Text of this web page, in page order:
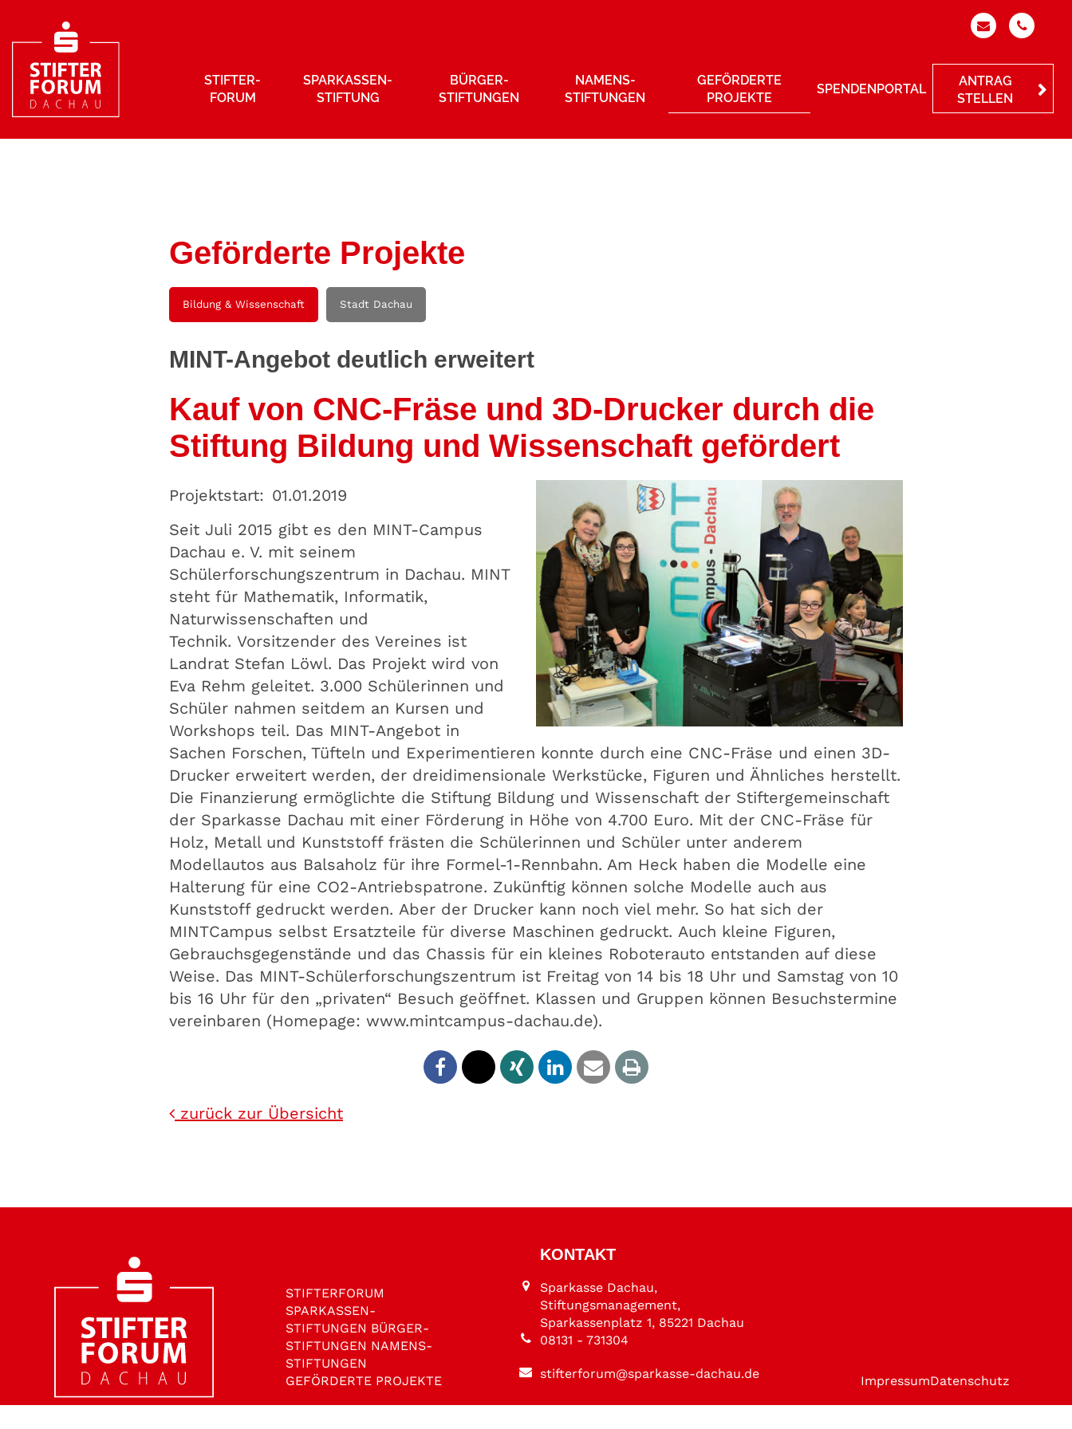
STIFTER­
FORUM
SPARKASSEN­
STIFTUNG
BÜRGER­
STIFTUNGEN
NAMENS­
STIFTUNGEN
GEFÖRDERTE
PROJEKTE
SPENDENPORTAL
ANTRAG
STELLEN
Geförderte Projekte
Bildung & Wissenschaft Stadt Dachau
MINT-Angebot deutlich erweitert
Kauf von CNC-Fräse und 3D-Drucker durch die
Stiftung Bildung und Wissenschaft gefördert
Projektstart: 01.01.2019
Seit Juli 2015 gibt es den MINT-Campus
Dachau e. V. mit seinem
Schülerforschungszentrum in Dachau. MINT
steht für Mathematik, Informatik,
Naturwissenschaften und
Technik. Vorsitzender des Vereines ist
Landrat Stefan Löwl. Das Projekt wird von
Eva Rehm geleitet. 3.000 Schülerinnen und
Schüler nahmen seitdem an Kursen und
Workshops teil. Das MINT-Angebot in
Sachen Forschen, Tüfteln und Experimentieren konnte durch eine CNC-Fräse und einen 3D-
Drucker erweitert werden, der dreidimensionale Werkstücke, Figuren und Ähnliches herstellt.
Die Finanzierung ermöglichte die Stiftung Bildung und Wissenschaft der Stiftergemeinschaft
der Sparkasse Dachau mit einer Förderung in Höhe von 4.700 Euro. Mit der CNC-Fräse für
Holz, Metall und Kunststoff frästen die Schülerinnen und Schüler unter anderem
Modellautos aus Balsaholz für ihre Formel-1-Rennbahn. Am Heck haben die Modelle eine
Halterung für eine CO2-Antriebspatrone. Zukünftig können solche Modelle auch aus
Kunststoff gedruckt werden. Aber der Drucker kann noch viel mehr. So hat sich der
MINTCampus selbst Ersatzteile für diverse Maschinen gedruckt. Auch kleine Figuren,
Gebrauchsgegenstände und das Chassis für ein kleines Roboterauto entstanden auf diese
Weise. Das MINT-Schülerforschungszentrum ist Freitag von 14 bis 18 Uhr und Samstag von 10
bis 16 Uhr für den „privaten“ Besuch geöffnet. Klassen und Gruppen können Besuchstermine
vereinbaren (Homepage: www.mintcampus-dachau.de).
zurück zur Übersicht
STIFTER­FORUM
SPARKASSEN­
STIFTUNGEN BÜRGER­
STIFTUNGEN NAMENS­
STIFTUNGEN
GEFÖRDERTE PROJEKTE
KONTAKT
Sparkasse Dachau,
Stiftungsmanagement,
Sparkassenplatz 1, 85221 Dachau
08131 - 731304
stifterforum@sparkasse-dachau.de ImpressumDatenschutz